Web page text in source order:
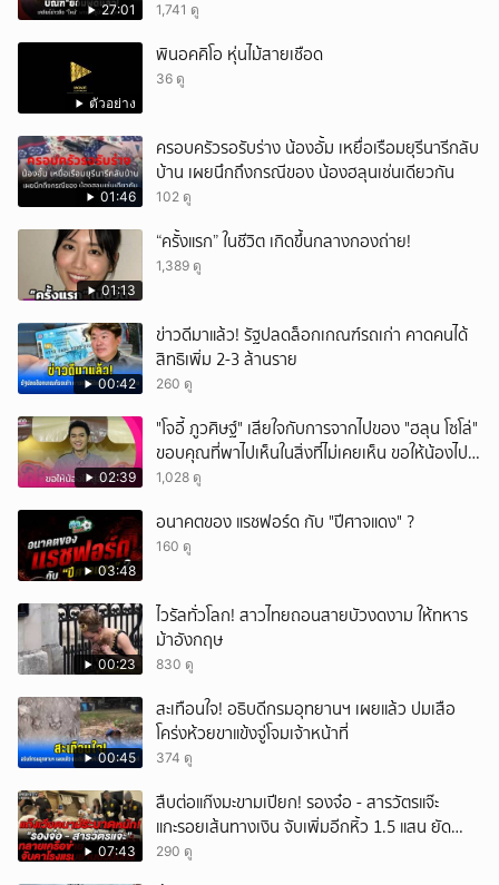
27:01 1,741 ดู
ตัวอย่าง
พินอคคิโอ หุ่นไม้สายเชือด
36 ดู
01:46
ครอบครัวรอรับร่าง น้องอั้ม เหยื่อเรือมยุรีนารีกลับ
บ้าน เผยนึกถึงกรณีของ น้องฮลุนเช่นเดียวกัน
102 ดู
01:13
“ครั้งแรก” ในชีวิต เกิดขึ้นกลางกองถ่าย!
1,389 ดู
00:42
ข่าวดีมาแล้ว! รัฐปลดล็อกเกณฑ์รถเก่า คาดคนได้
สิทธิเพิ่ม 2-3 ล้านราย
260 ดู
02:39
"โจอี้ ภูวศิษฐ์" เสียใจกับการจากไปของ "ฮลุน โซโล่"
ขอบคุณที่พาไปเห็นในสิ่งที่ไม่เคยเห็น ขอให้น้องไปสู่
สุคติ
1,028 ดู
03:48
อนาคตของ แรชฟอร์ด กับ "ปีศาจแดง" ?
160 ดู
00:23
ไวรัลทั่วโลก! สาวไทยถอนสายบัวงดงาม ให้ทหาร
ม้าอังกฤษ
830 ดู
00:45
สะเทือนใจ! อธิบดีกรมอุทยานฯ เผยแล้ว ปมเสือ
โคร่งห้วยขาแข้งจู่โจมเจ้าหน้าที่
374 ดู
07:43
สืบต่อแก๊งมะขามเปียก! รองจ๋อ - สารวัตรแจ๊ะ
แกะรอยเส้นทางเงิน จับเพิ่มอีกหิ้ว 1.5 แสน ยัด
สินบน
290 ดู